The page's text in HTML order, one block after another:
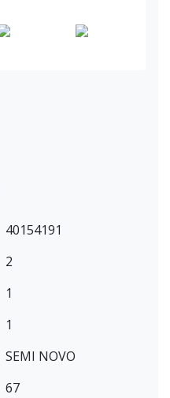
40154191
2
1
1
SEMI NOVO
67